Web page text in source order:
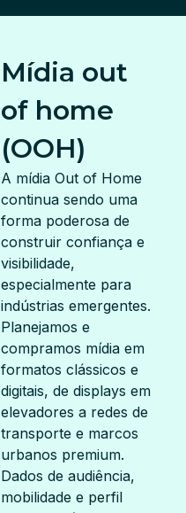
Mídia out
of home
(OOH)
A mídia Out of Home
continua sendo uma
forma poderosa de
construir confiança e
visibilidade,
especialmente para
indústrias emergentes.
Planejamos e
compramos mídia em
formatos clássicos e
digitais, de displays em
elevadores a redes de
transporte e marcos
urbanos premium.
Dados de audiência,
mobilidade e perfil